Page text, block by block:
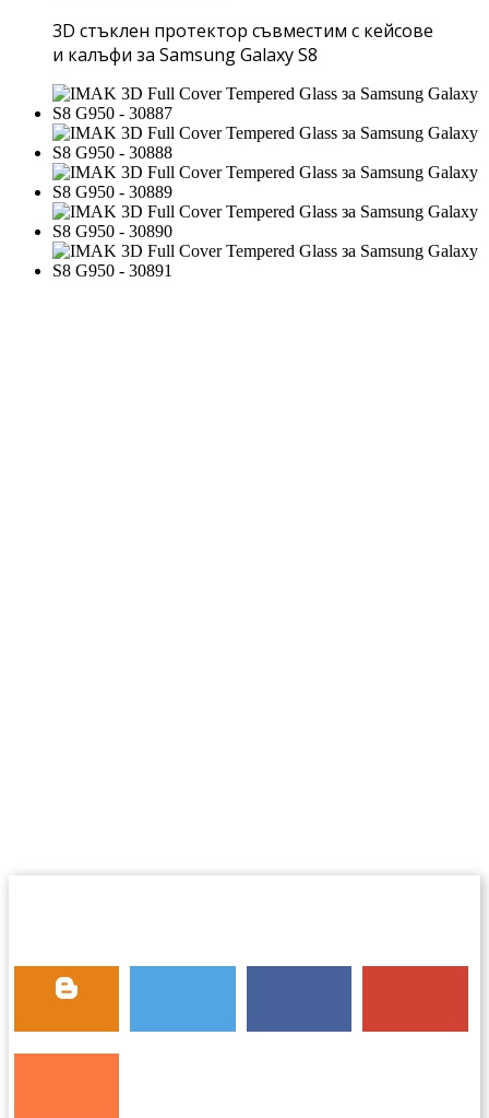
3D стъклен протектор съвместим с кейсове
и калъфи за Samsung Galaxy S8